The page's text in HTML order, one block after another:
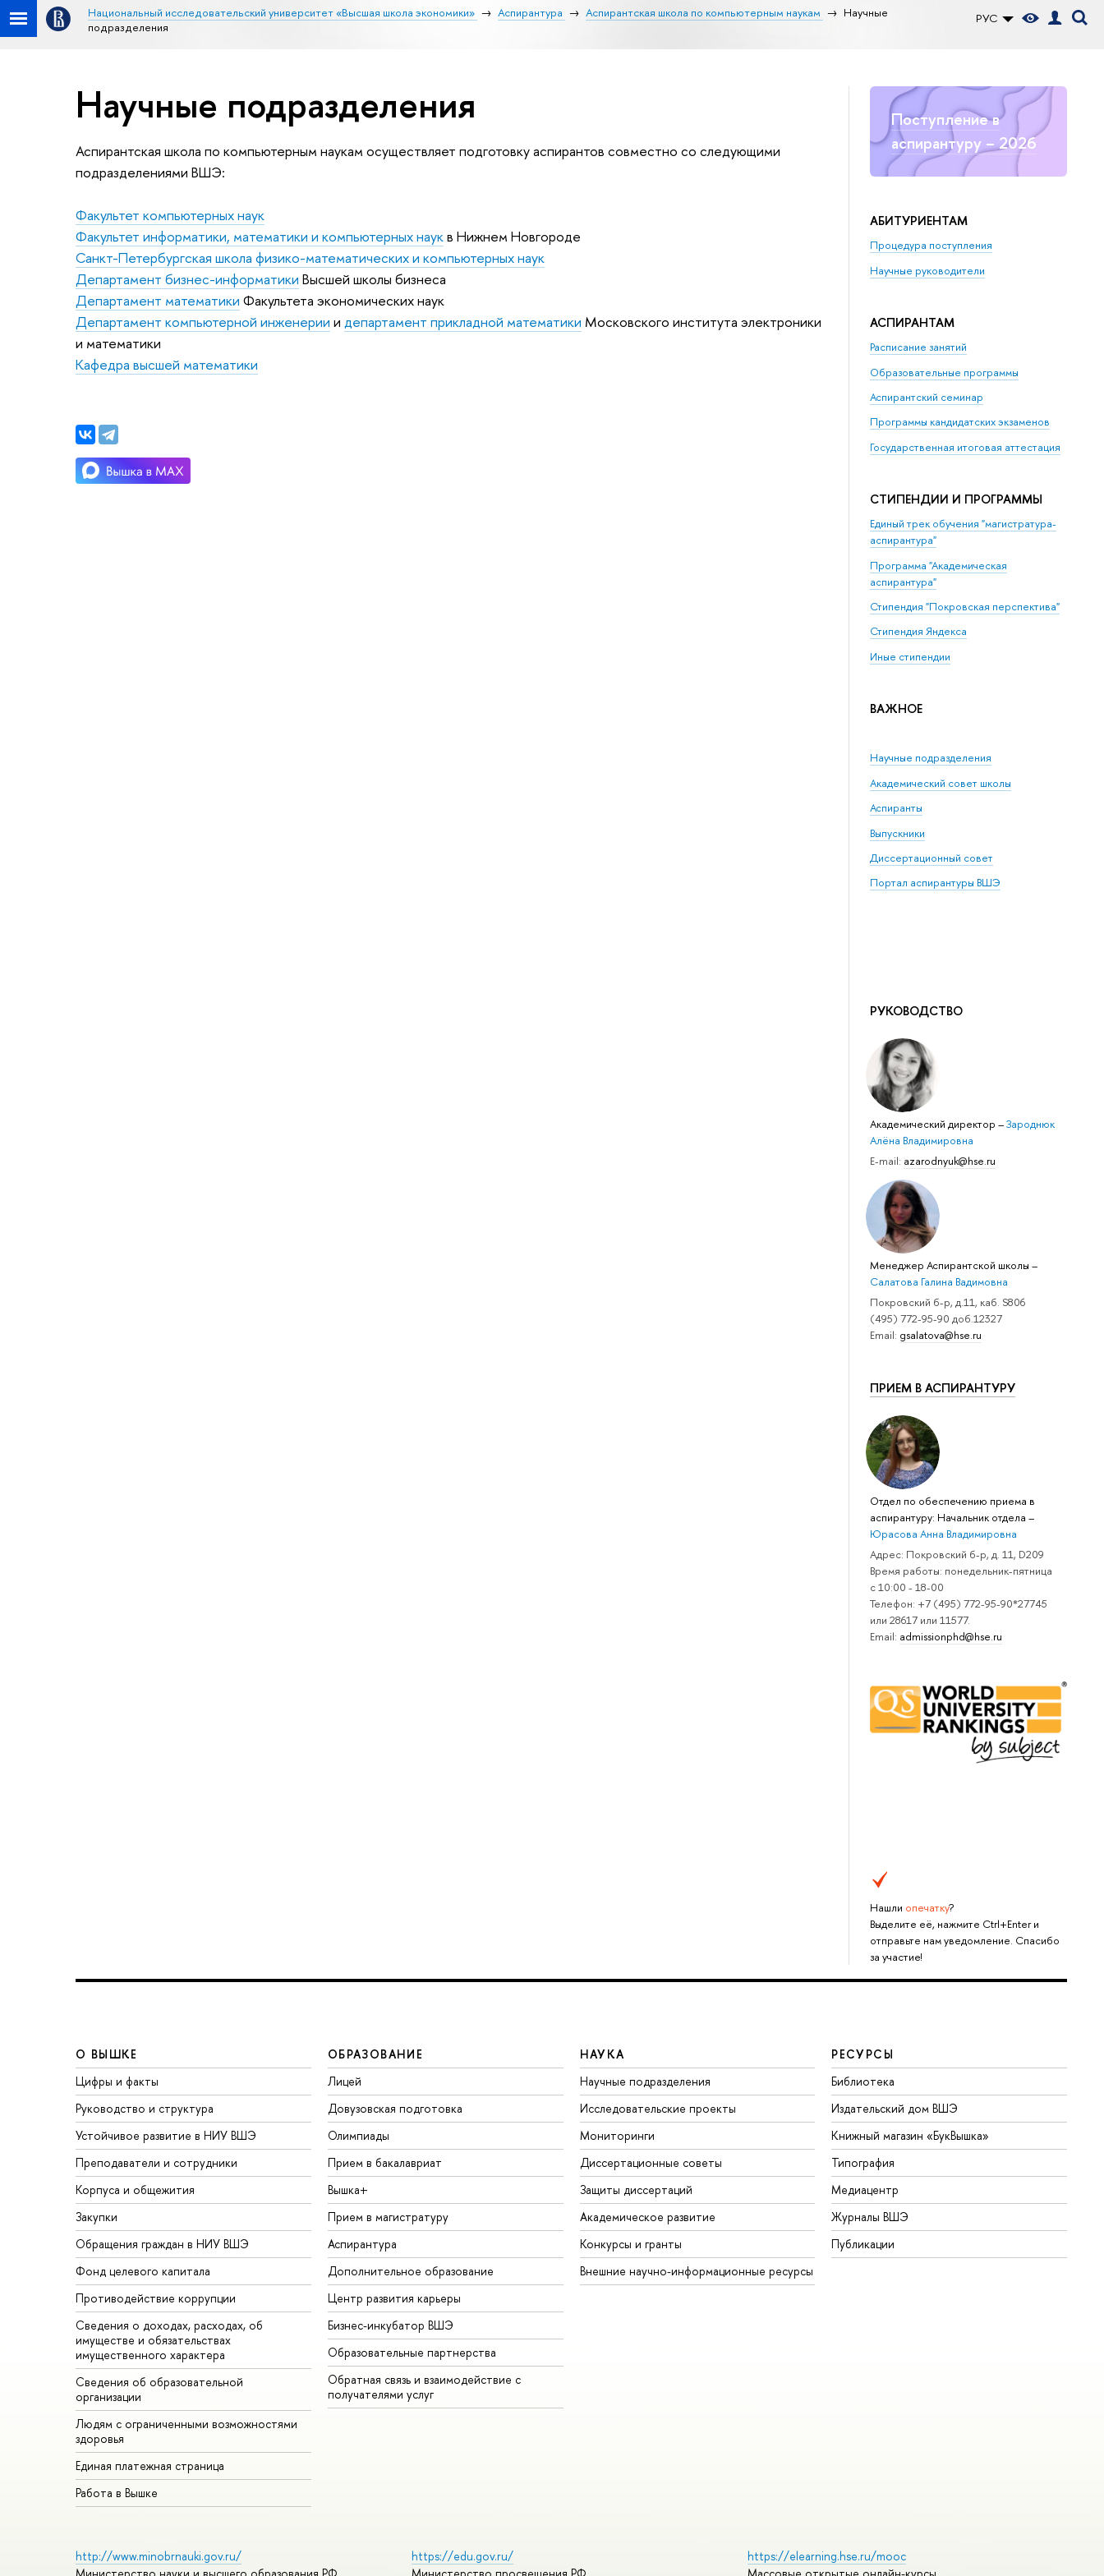
РУС
Национальный исследовательский университет «Высшая школа экономики» Аспирантура Аспирантская школа по компьютерным наукам
Научные
подразделения
Поступление в
аспирантуру – 2026
АБИТУРИЕНТАМ
Процедура поступления
Научные руководители
АСПИРАНТАМ
Расписание занятий
Образовательные программы
Аспирантский семинар
Программы кандидатских экзаменов
Государственная итоговая аттестация
СТИПЕНДИИ И ПРОГРАММЫ
Единый трек обучения "магистратура-
аспирантура"
Программа "Академическая
аспирантура"
Стипендия "Покровская перспектива"
Стипендия Яндекса
Иные стипендии
ВАЖНОЕ
Научные подразделения
Академический совет школы
Аспиранты
Выпускники
Диссертационный совет
Портал аспирантуры ВШЭ
РУКОВОДСТВО
Академический директор–Зароднюк
Алёна Владимировна
E-mail: azarodnyuk@hse.ru
Менеджер Аспирантской школы–
Салатова Галина Вадимовна
Покровский б-р, д.11, каб. S806
(495) 772-95-90 доб.12327
Email: gsalatova@hse.ru
ПРИЕМ В АСПИРАНТУРУ
Отдел по обеспечению приема в
аспирантуру: Начальник отдела–
Юрасова Анна Владимировна
Адрес: Покровский б-р, д. 11, D209
Время работы: понедельник-пятница
с 10:00 - 18-00
Телефон: +7 (495) 772-95-90*27745
или 28617 или 11577.
Email: admissionphd@hse.ru
Нашли опечатку?
Выделите её, нажмите Ctrl+Enter и
отправьте нам уведомление. Спасибо
за участие!
Научные подразделения
Аспирантская школа по компьютерным наукам осуществляет подготовку аспирантов совместно со следующими
подразделениями ВШЭ:
Факультет компьютерных наук
Факультет информатики, математики и компьютерных наукв Нижнем Новгороде
Санкт-Петербургская школа физико-математических и компьютерных наук
Департамент бизнес-информатики Высшей школы бизнеса
Департамент математики Факультета экономических наук
Департамент компьютерной инженерии и департамент прикладной математики Московского института электроники
и математики
Кафедра высшей математики
О ВЫШКЕ
Цифры и факты
Руководство и структура
Устойчивое развитие в НИУ ВШЭ
Преподаватели и сотрудники
Корпуса и общежития
Закупки
Обращения граждан в НИУ ВШЭ
Фонд целевого капитала
Противодействие коррупции
Сведения о доходах, расходах, об
имуществе и обязательствах
имущественного характера
Сведения об образовательной
организации
Людям с ограниченными возможностями
здоровья
Единая платежная страница
Работа в Вышке
ОБРАЗОВАНИЕ
Лицей
Довузовская подготовка
Олимпиады
Прием в бакалавриат
Вышка+
Прием в магистратуру
Аспирантура
Дополнительное образование
Центр развития карьеры
Бизнес-инкубатор ВШЭ
Образовательные партнерства
Обратная связь и взаимодействие с
получателями услуг
НАУКА
Научные подразделения
Исследовательские проекты
Мониторинги
Диссертационные советы
Защиты диссертаций
Академическое развитие
Конкурсы и гранты
Внешние научно-информационные ресурсы
РЕСУРСЫ
Библиотека
Издательский дом ВШЭ
Книжный магазин «БукВышка»
Типография
Медиацентр
Журналы ВШЭ
Публикации
http://www.minobrnauki.gov.ru/
Министерство науки и высшего образования РФ
https://edu.gov.ru/
Министерство просвещения РФ
https://elearning.hse.ru/mooc
Массовые открытые онлайн-курсы